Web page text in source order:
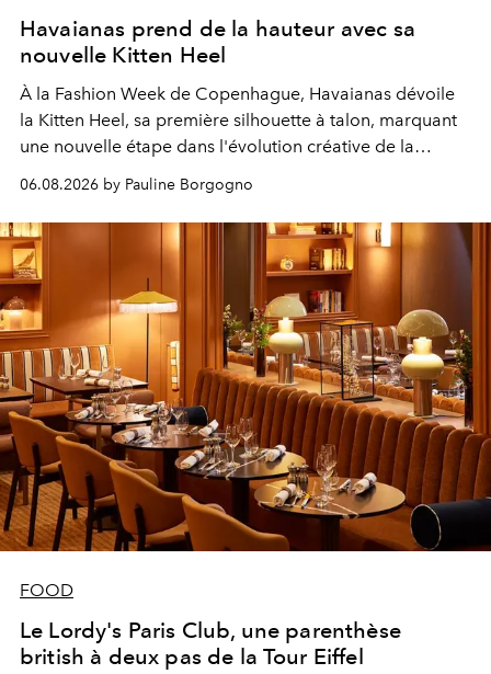
Havaianas prend de la hauteur avec sa
nouvelle Kitten Heel
À la Fashion Week de Copenhague, Havaianas dévoile
la Kitten Heel, sa première silhouette à talon, marquant
une nouvelle étape dans l'évolution créative de la
06.08.2026 by Pauline Borgogno
FOOD
Le Lordy's Paris Club, une parenthèse
british à deux pas de la Tour Eiffel